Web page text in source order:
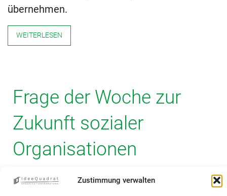
Zustimmung verwalten
übernehmen.
WEITERLESEN
Frage der Woche zur
Zukunft sozialer
Organisationen
geschrieben.